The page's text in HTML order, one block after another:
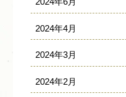
2024年4月
2024年3月
2024年2月